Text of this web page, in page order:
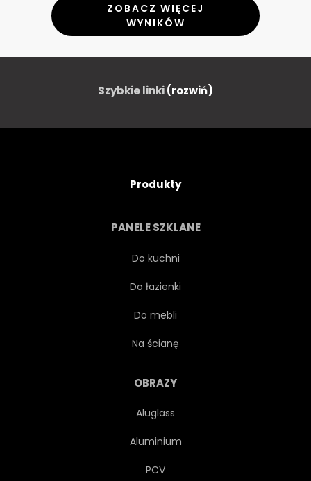
ZOBACZ WIĘCEJ
WYNIKÓW
Szybkie linki(rozwiń)
Produkty
PANELE SZKLANE
Do kuchni
Do łazienki
Do mebli
Na ścianę
OBRAZY
Aluglass
Aluminium
PCV